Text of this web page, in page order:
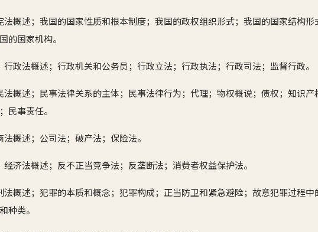
法概述；我国的国家性质和根本制度；我国的政权组织形式；我国的国家结构
的国家机构。
行政法概述；行政机关和公务员；行政立法；行政执法；行政司法；监督行政。
法概述；民事法律关系的主体；民事法律行为；代理；物权概说；债权；知识产
民事责任。
概述；公司法；破产法；保险法。
经济法概述；反不正当竞争法；反垄断法；消费者权益保护法。
法概述；犯罪的本质和概念；犯罪构成；正当防卫和紧急避险；故意犯罪过程中
种类。